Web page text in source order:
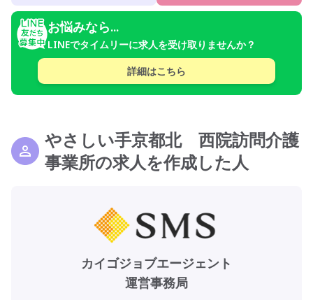
お悩みなら...
LINEでタイムリーに求人を受け取りませんか？
詳細はこちら
やさしい手京都北 西院訪問介護
事業所の求人を作成した人
カイゴジョブエージェント
運営事務局